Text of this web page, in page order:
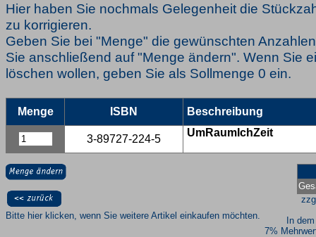
Hier haben Sie nochmals Gelegenheit die
zu korrigieren.
Geben Sie bei "Menge" die gewünschten
Sie anschließend auf "Menge ändern". Wenn Sie
löschen wollen, geben Sie als Sollmenge 0 ein.
Menge ISBN Beschreibung
3-89727-224-5
UmRaumIchZeit
In
7%
Bitte hier klicken, wenn Sie weitere Artikel einkaufen möchten.